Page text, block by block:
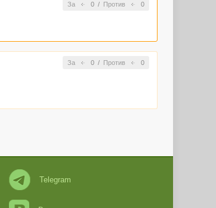
За 0/ Против 0
За 0/ Против 0
Telegram